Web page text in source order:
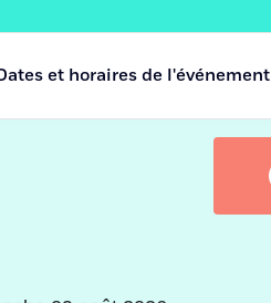
et horaires de l'événement